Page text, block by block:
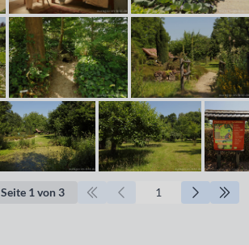
Seite 1 von 3